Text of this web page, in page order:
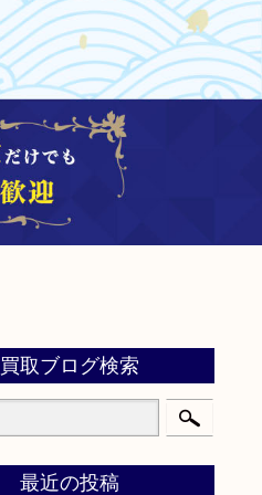
買取ブログ検索
最近の投稿